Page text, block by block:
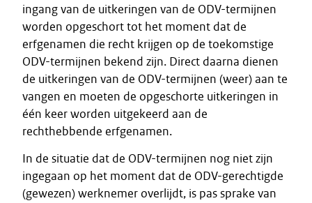
ingang van de uitkeringen van de ODV-termijnen
worden opgeschort tot het moment dat de
erfgenamen die recht krijgen op de toekomstige
ODV-termijnen bekend zijn. Direct daarna dienen
de uitkeringen van de ODV-termijnen (weer) aan te
vangen en moeten de opgeschorte uitkeringen in
één keer worden uitgekeerd aan de
rechthebbende erfgenamen.
In de situatie dat de ODV-termijnen nog niet zijn
ingegaan op het moment dat de ODV-gerechtigde
(gewezen) werknemer overlijdt, is pas sprake van